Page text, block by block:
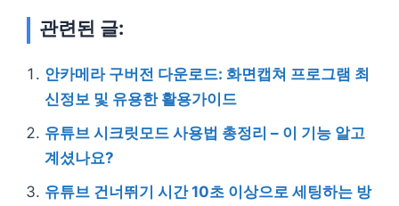
관련된 글:
안카메라 구버전 다운로드: 화면캡쳐 프로그램 최
신정보 및 유용한 활용가이드
유튜브 시크릿모드 사용법 총정리 – 이 기능 알고
계셨나요?
유튜브 건너뛰기 시간 10초 이상으로 세팅하는 방